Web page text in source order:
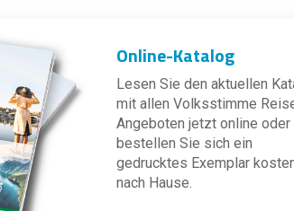
Online-Katalog
Lesen Sie den aktuellen
mit allen Volksstimme
Angeboten jetzt online oder
bestellen Sie sich ein
gedrucktes Exemplar
nach Hause.